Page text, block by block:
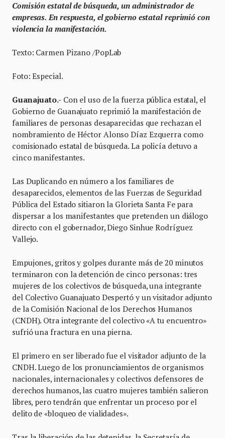
Comisión estatal de búsqueda, un administrador de
empresas. En respuesta, el gobierno estatal reprimió con
violencia la manifestación.
Texto: Carmen Pizano /PopLab
Foto: Especial.
Guanajuato.- Con el uso de la fuerza pública estatal, el
Gobierno de Guanajuato reprimió la manifestación de
familiares de personas desaparecidas que rechazan el
nombramiento de Héctor Alonso Díaz Ezquerra como
comisionado estatal de búsqueda. La policía detuvo a
cinco manifestantes.
Las Duplicando en número a los familiares de
desaparecidos, elementos de las Fuerzas de Seguridad
Pública del Estado sitiaron la Glorieta Santa Fe para
dispersar a los manifestantes que pretenden un diálogo
directo con el gobernador, Diego Sinhue Rodríguez
Vallejo.
Empujones, gritos y golpes durante más de 20 minutos
terminaron con la detención de cinco personas: tres
mujeres de los colectivos de búsqueda, una integrante
del Colectivo Guanajuato Despertó y un visitador adjunto
de la Comisión Nacional de los Derechos Humanos
(CNDH). Otra integrante del colectivo «A tu encuentro»
sufrió una fractura en una pierna.
El primero en ser liberado fue el visitador adjunto de la
CNDH. Luego de los pronunciamientos de organismos
nacionales, internacionales y colectivos defensores de
derechos humanos, las cuatro mujeres también salieron
libres, pero tendrán que enfrentar un proceso por el
delito de «bloqueo de vialidades».